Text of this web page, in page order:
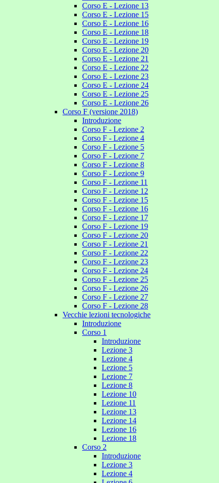
Corso E - Lezione 13
Corso E - Lezione 15
Corso E - Lezione 16
Corso E - Lezione 18
Corso E - Lezione 19
Corso E - Lezione 20
Corso E - Lezione 21
Corso E - Lezione 22
Corso E - Lezione 23
Corso E - Lezione 24
Corso E - Lezione 25
Corso E - Lezione 26
Corso F (versione 2018)
Introduzione
Corso F - Lezione 2
Corso F - Lezione 4
Corso F - Lezione 5
Corso F - Lezione 7
Corso F - Lezione 8
Corso F - Lezione 9
Corso F - Lezione 11
Corso F - Lezione 12
Corso F - Lezione 15
Corso F - Lezione 16
Corso F - Lezione 17
Corso F - Lezione 19
Corso F - Lezione 20
Corso F - Lezione 21
Corso F - Lezione 22
Corso F - Lezione 23
Corso F - Lezione 24
Corso F - Lezione 25
Corso F - Lezione 26
Corso F - Lezione 27
Corso F - Lezione 28
Vecchie lezioni tecnologiche
Introduzione
Corso 1
Introduzione
Lezione 3
Lezione 4
Lezione 5
Lezione 7
Lezione 8
Lezione 10
Lezione 11
Lezione 13
Lezione 14
Lezione 16
Lezione 18
Corso 2
Introduzione
Lezione 3
Lezione 4